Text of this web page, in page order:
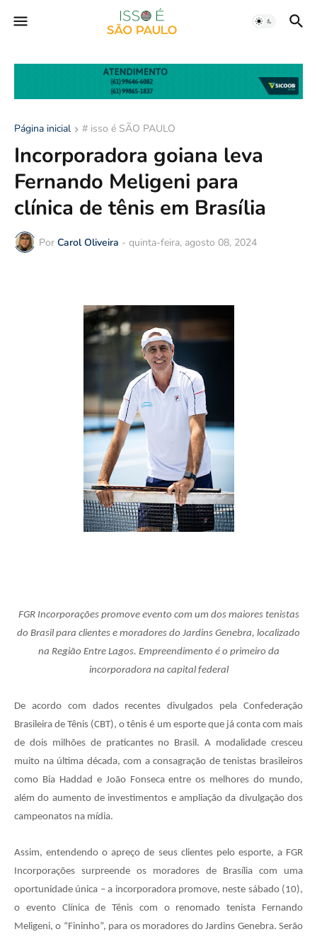
Página inicial # isso é SÃO PAULO
Incorporadora goiana leva
Fernando Meligeni para
clínica de tênis em Brasília
Por Carol Oliveira - quinta-feira, agosto 08, 2024
FGR Incorporações promove evento com um dos maiores tenistas
do Brasil para clientes e moradores do Jardins Genebra, localizado
na Região Entre Lagos. Empreendimento é o primeiro da
incorporadora na capital federal
De acordo com dados recentes divulgados pela Confederação
Brasileira de Tênis (CBT), o tênis é um esporte que já conta com mais
de dois milhões de praticantes no Brasil. A modalidade cresceu
muito na última década, com a consagração de tenistas brasileiros
como Bia Haddad e João Fonseca entre os melhores do mundo,
além do aumento de investimentos e ampliação da divulgação dos
campeonatos na mídia.
Assim, entendendo o apreço de seus clientes pelo esporte, a FGR
Incorporações surpreende os moradores de Brasília com uma
oportunidade única – a incorporadora promove, neste sábado (10),
o evento Clínica de Tênis com o renomado tenista Fernando
Meligeni, o “Fininho”, para os moradores do Jardins Genebra. Serão